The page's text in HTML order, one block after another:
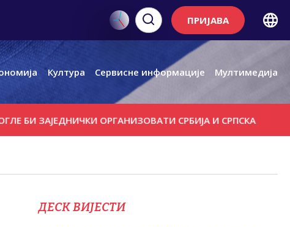
ПРИЈАВА
Култура Сервисне информације Мултимедија
ОРГАНИЗОВАТИ СРБИЈА И СРПСКА КОЈИЋ:
ДЕСК ВИЈЕСТИ